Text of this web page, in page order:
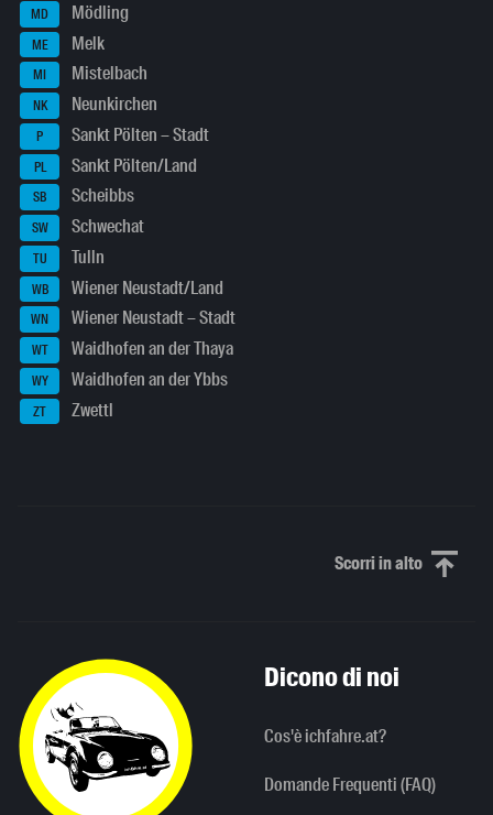
MD Mödling
ME Melk
MI Mistelbach
NK Neunkirchen
P Sankt Pölten – Stadt
PL Sankt Pölten/Land
SB Scheibbs
SW Schwechat
TU Tulln
WB Wiener Neustadt/Land
WN Wiener Neustadt – Stadt
WT Waidhofen an der Thaya
WY Waidhofen an der Ybbs
ZT Zwettl
Scorri in altoScorri in alto
Dicono di noi
Cos'è ichfahre.at?
Domande Frequenti (FAQ)